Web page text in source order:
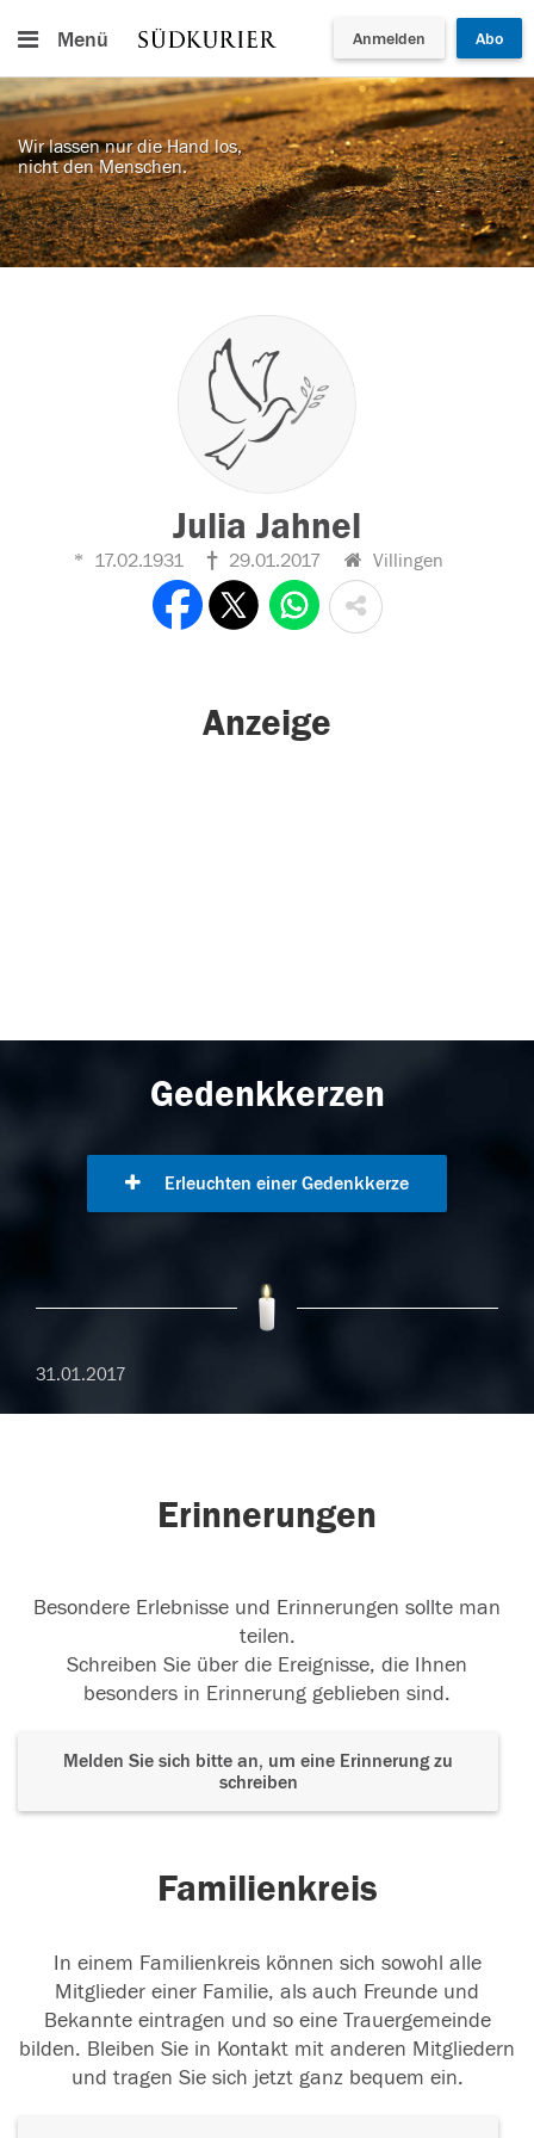
Menü Anmelden Abo
Wir lassen nur die Hand los,
nicht den Menschen.
Julia Jahnel
17.02.1931 29.01.2017 Villingen
Anzeige
Gedenkkerzen
Erleuchten einer Gedenkkerze
31.01.2017
Erinnerungen
Besondere Erlebnisse und Erinnerungen sollte man
teilen.
Schreiben Sie über die Ereignisse, die Ihnen
besonders in Erinnerung geblieben sind.
Melden Sie sich bitte an, um eine Erinnerung zu
schreiben
Familienkreis
In einem Familienkreis können sich sowohl alle
Mitglieder einer Familie, als auch Freunde und
Bekannte eintragen und so eine Trauergemeinde
bilden. Bleiben Sie in Kontakt mit anderen Mitgliedern
und tragen Sie sich jetzt ganz bequem ein.